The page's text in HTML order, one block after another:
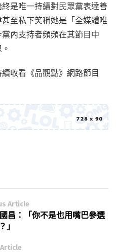
是唯一持續對民眾黨表達善
至私下笑稱她是「全媒體唯
內支持者頻頻在其節目中
收看《品觀點》網路節目
Article
昌：「你不是也用嘴巴參選
」